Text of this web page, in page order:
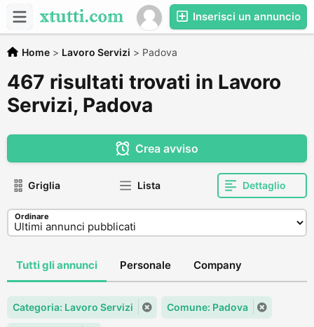
Inserisci un annuncio
Home > Lavoro Servizi > Padova
467 risultati trovati in Lavoro
Servizi, Padova
Crea avviso
Griglia Lista Dettaglio
Ordinare
Tutti gli annunci Personale Company
Categoria: Lavoro Servizi Comune: Padova